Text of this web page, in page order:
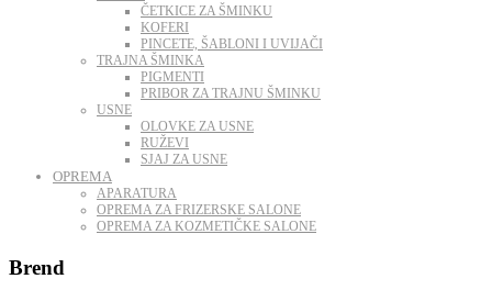
ČETKICE ZA ŠMINKU
KOFERI
PINCETE, ŠABLONI I UVIJAČI
TRAJNA ŠMINKA
PIGMENTI
PRIBOR ZA TRAJNU ŠMINKU
USNE
OLOVKE ZA USNE
RUŽEVI
SJAJ ZA USNE
OPREMA
APARATURA
OPREMA ZA FRIZERSKE SALONE
OPREMA ZA KOZMETIČKE SALONE
Brend